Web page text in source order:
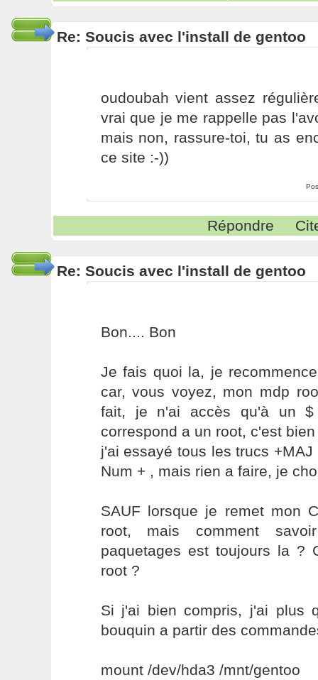
Re: Soucis avec l'install de gentoo
oudoubah vient assez
vrai que je me rappelle pas
mais non, rassure-toi, tu as
ce site :-))
Répondre
Re: Soucis avec l'install de gentoo
Bon.... Bon
Je fais quoi la, je
car, vous voyez, mon mdp
fait, je n'ai accès qu'à un
correspond a un root, c'est
j'ai essayé tous les trucs
Num + , mais rien a faire, je
SAUF lorsque je remet mon
root, mais comment
paquetages est toujours la ?
root ?
Si j'ai bien compris, j'ai plus
bouquin a partir des
mount /dev/hda3 /mnt/gentoo